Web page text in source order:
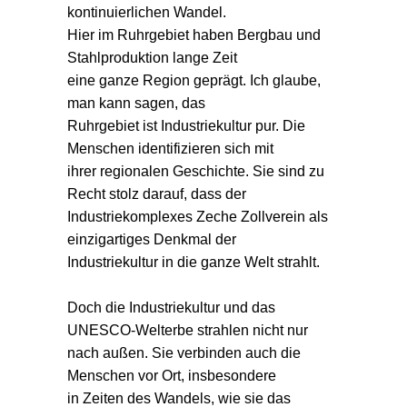
kontinuierlichen Wandel.
Hier im Ruhrgebiet haben Bergbau und
Stahlproduktion lange Zeit
eine ganze Region geprägt. Ich glaube,
man kann sagen, das
Ruhrgebiet ist Industriekultur pur. Die
Menschen identifizieren sich mit
ihrer regionalen Geschichte. Sie sind zu
Recht stolz darauf, dass der
Industriekomplexes Zeche Zollverein als
einzigartiges Denkmal der
Industriekultur in die ganze Welt strahlt.
Doch die Industriekultur und das
UNESCO-Welterbe strahlen nicht nur
nach außen. Sie verbinden auch die
Menschen vor Ort, insbesondere
in Zeiten des Wandels, wie sie das